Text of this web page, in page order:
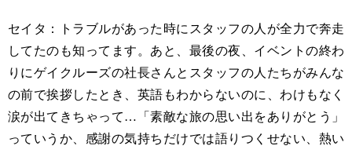
セイタ：トラブルがあった時にスタッフの人が全力で奔走
してたのも知ってます。あと、最後の夜、イベントの終わ
りにゲイクルーズの社長さんとスタッフの人たちがみんな
の前で挨拶したとき、英語もわからないのに、わけもなく
涙が出てきちゃって…「素敵な旅の思い出をありがとう」
っていうか、感謝の気持ちだけでは語りつくせない、熱い